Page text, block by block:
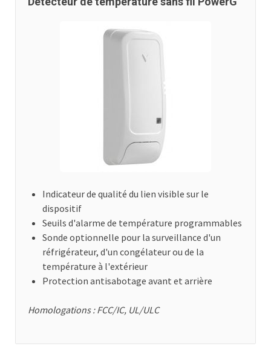
Indicateur de qualité du lien visible sur le
dispositif
Seuils d'alarme de température programmables
Sonde optionnelle pour la surveillance d'un
réfrigérateur, d'un congélateur ou de la
température à l'extérieur
Protection antisabotage avant et arrière
Homologations : FCC/IC, UL/ULC